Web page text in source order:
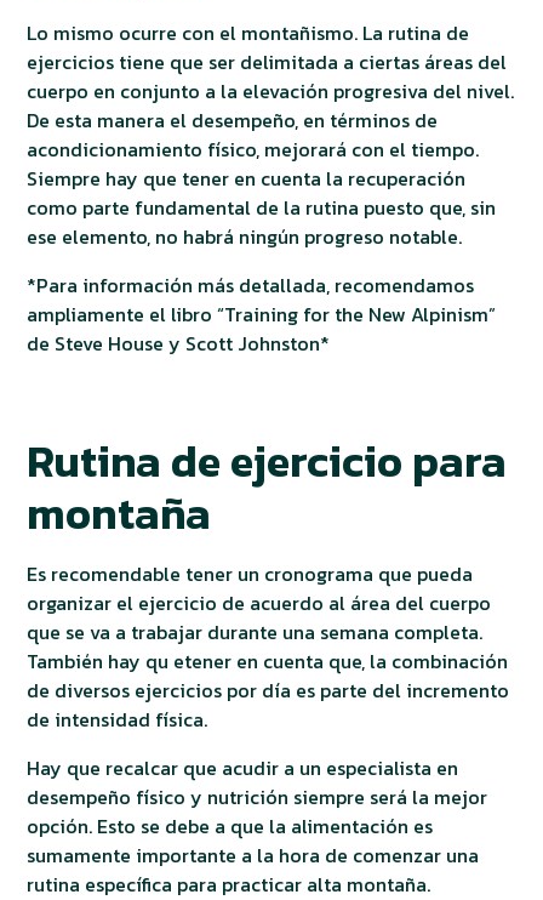
Lo mismo ocurre con el montañismo. La rutina de
ejercicios tiene que ser delimitada a ciertas áreas del
cuerpo en conjunto a la elevación progresiva del nivel.
De esta manera el desempeño, en términos de
acondicionamiento físico, mejorará con el tiempo.
Siempre hay que tener en cuenta la recuperación
como parte fundamental de la rutina puesto que, sin
ese elemento, no habrá ningún progreso notable.
*Para información más detallada, recomendamos
ampliamente el libro “Training for the New Alpinism”
de Steve House y Scott Johnston*
Rutina de ejercicio para
montaña
Es recomendable tener un cronograma que pueda
organizar el ejercicio de acuerdo al área del cuerpo
que se va a trabajar durante una semana completa.
También hay qu etener en cuenta que, la combinación
de diversos ejercicios por día es parte del incremento
de intensidad física.
Hay que recalcar que acudir a un especialista en
desempeño físico y nutrición siempre será la mejor
opción. Esto se debe a que la alimentación es
sumamente importante a la hora de comenzar una
rutina específica para practicar alta montaña.